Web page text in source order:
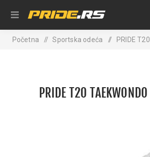
Početna / Sportska odeća / PRIDE
PRIDE T20